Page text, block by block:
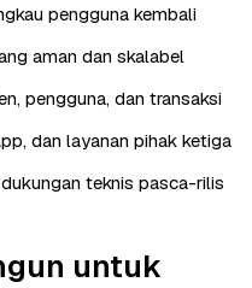
pengguna kembali
aman dan skalabel
pengguna, dan transaksi
dan layanan pihak ketiga
teknis pasca-rilis
untuk